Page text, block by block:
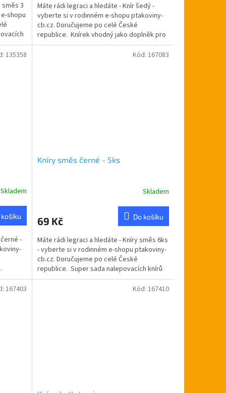
3
shopu
Máte rádi legraci a hledáte - Knír šedý -
vyberte si v rodinném e-shopu ptakoviny-
cb.cz. Doručujeme po celé České
republice. Knírek vhodný jako doplněk pro
dědečka,...
Skladem
-
135358
Kníry směs černé - 5ks
Skladem
69 Kč Do košíku
Máte rádi legraci a hledáte - Kníry směs 6ks
- vyberte si v rodinném e-shopu ptakoviny-
cb.cz. Doručujeme po celé České
republice. Super sada nalepovacích knírů
se hodí na...
Kód: 167083
167403 Kód: 167410